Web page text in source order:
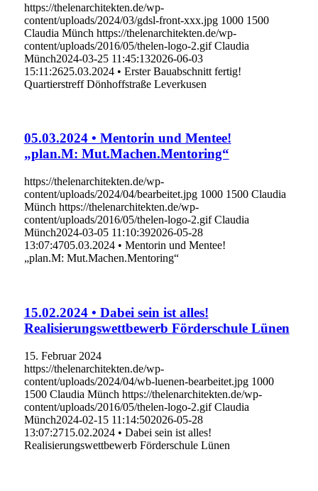
https://thelenarchitekten.de/wp-
content/uploads/2024/03/gdsl-front-xxx.jpg 1000 1500
Claudia Münch https://thelenarchitekten.de/wp-
content/uploads/2016/05/thelen-logo-2.gif Claudia
Münch2024-03-25 11:45:132026-06-03
15:11:2625.03.2024 • Erster Bauabschnitt fertig!
Quartierstreff Dönhoffstraße Leverkusen
05.03.2024 • Mentorin und Mentee!
„plan.M: Mut.Machen.Mentoring“
https://thelenarchitekten.de/wp-
content/uploads/2024/04/bearbeitet.jpg 1000 1500 Claudia
Münch https://thelenarchitekten.de/wp-
content/uploads/2016/05/thelen-logo-2.gif Claudia
Münch2024-03-05 11:10:392026-05-28
13:07:4705.03.2024 • Mentorin und Mentee!
„plan.M: Mut.Machen.Mentoring“
15.02.2024 • Dabei sein ist alles!
Realisierungswettbewerb Förderschule Lünen
15. Februar 2024
https://thelenarchitekten.de/wp-
content/uploads/2024/04/wb-luenen-bearbeitet.jpg 1000
1500 Claudia Münch https://thelenarchitekten.de/wp-
content/uploads/2016/05/thelen-logo-2.gif Claudia
Münch2024-02-15 11:14:502026-05-28
13:07:2715.02.2024 • Dabei sein ist alles!
Realisierungswettbewerb Förderschule Lünen